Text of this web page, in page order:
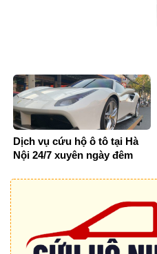
Dịch vụ cứu hộ ô tô tại Hà
Nội 24/7 xuyên ngày đêm